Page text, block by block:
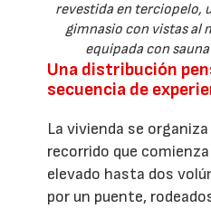
revestida en terciopelo,
gimnasio con vistas al
equipada con
Una distribución
secuencia de
La vivienda se
recorrido que
elevado hasta dos
por un puente,